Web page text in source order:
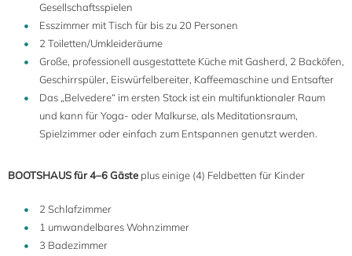
Gesellschaftsspielen
Esszimmer mit Tisch für bis zu 20 Personen
2 Toiletten/Umkleideräume
Große, professionell ausgestattete Küche mit Gasherd, 2 Backöfen,
Geschirrspüler, Eiswürfelbereiter, Kaffeemaschine und Entsafter
Das „Belvedere“ im ersten Stock ist ein multifunktionaler Raum
und kann für Yoga- oder Malkurse, als Meditationsraum,
Spielzimmer oder einfach zum Entspannen genutzt werden.
BOOTSHAUSfür 4–6 Gäste plus einige (4) Feldbetten für Kinder
2 Schlafzimmer
1 umwandelbares Wohnzimmer
3 Badezimmer